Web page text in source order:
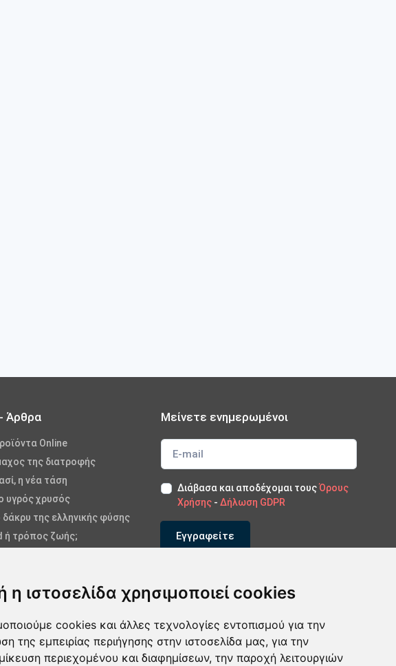
η ιστοσελίδα χρησιμοποιεί cookies
cookies και άλλες τεχνολογίες εντοπισμού για την
της εμπειρίας περιήγησης στην ιστοσελίδα μας, για την
περιεχομένου και διαφημίσεων, την παροχή λειτουργιών
Άρθρα
Online
της διατροφής
η νέα τάση
υγρός χρυσός
της ελληνικής φύσης
ή τρόπος ζωής;
Μείνετε ενημερωμένοι
Διάβασα και αποδέχομαι τουςΌρους
Χρήσης - Δήλωση GDPR
Εγγραφείτε